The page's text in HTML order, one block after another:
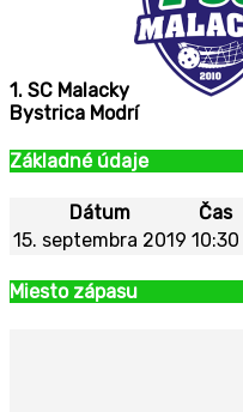
1. SC Malacky
Bystrica Modrí
Základné údaje
Dátum Čas
15. septembra 2019 10:30
Miesto zápasu